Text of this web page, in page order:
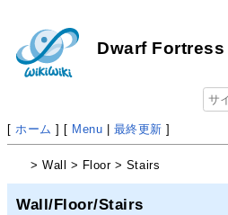
Dwarf Fortress
[ ホーム ] [ Menu | 最終更新 ]
> Wall > Floor > Stairs
Wall/Floor/Stairs